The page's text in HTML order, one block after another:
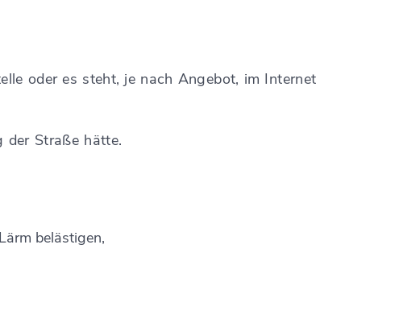
oder es steht, je nach Angebot, im Internet
der Straße hätte.
belästigen,